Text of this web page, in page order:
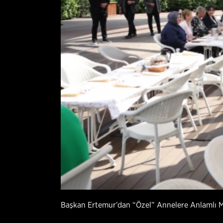
Başkan Ertemur’dan “Özel” Annelere Anlamlı